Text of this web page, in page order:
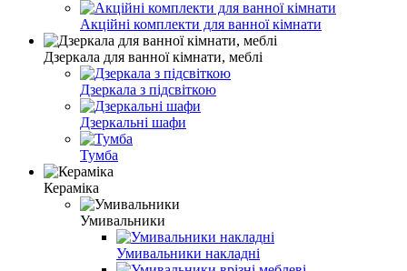
Акційні комплекти для ванної кімнати
Дзеркала для ванної кімнати, меблі
Дзеркала з підсвіткою
Дзеркальні шафи
Тумба
Кераміка
Умивальники
Умивальники накладні